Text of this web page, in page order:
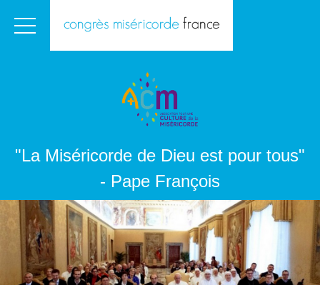
"La Miséricorde de Dieu est pour tous"
- Pape François